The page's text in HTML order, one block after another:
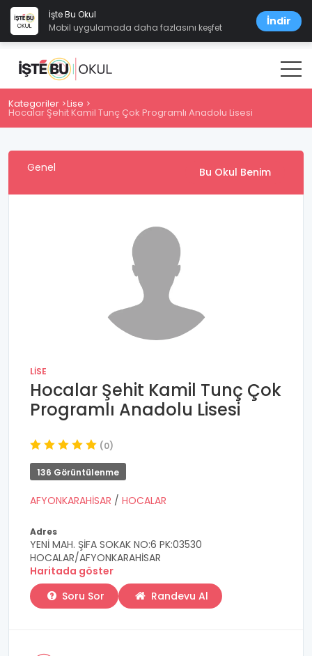
İşte Bu Okul
Mobil uygulamada daha fazlasını keşfet
İndir
Kategoriler Lise
Hocalar Şehit Kamil Tunç Çok Programlı Anadolu Lisesi
Genel Bu Okul Benim
LISE
Hocalar Şehit Kamil Tunç Çok
Programlı Anadolu Lisesi
(0)
136 Görüntülenme
AFYONKARAHİSAR / HOCALAR
Adres
YENİ MAH. ŞİFA SOKAK NO:6 PK:03530
HOCALAR/AFYONKARAHİSAR
Haritada göster
Soru Sor
Randevu Al